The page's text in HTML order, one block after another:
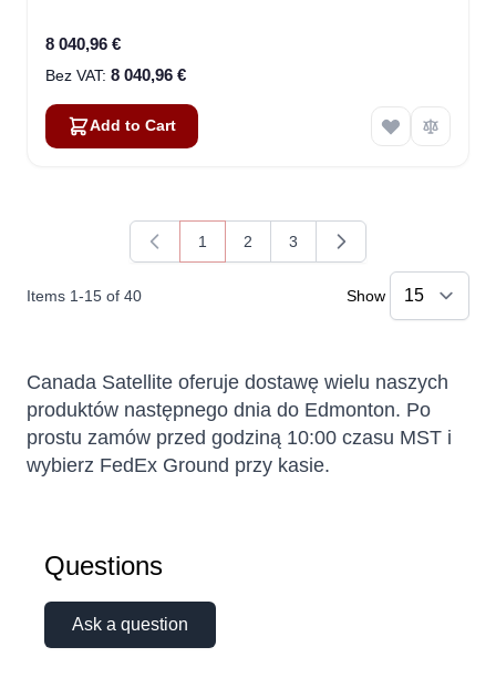
8 040,96 €
8 040,96 €
Add to Cart
Items 1-15 of 40
You're currently reading page
1
Page
2
Page
3
Show
Canada Satellite oferuje dostawę wielu naszych
produktów następnego dnia do Edmonton. Po
prostu zamów przed godziną 10:00 czasu MST i
wybierz FedEx Ground przy kasie.
Questions
Ask a question
Sophie
Online — typically replies instantly